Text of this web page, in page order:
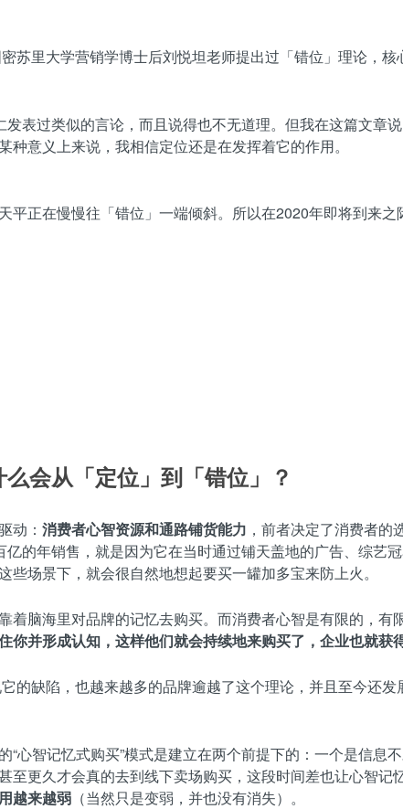
苏里大学营销学博士后刘悦坦老师提出过「错位」理论，核
表过类似的言论，而且说得也不无道理。但我在这篇文章
意义上来说，我相信定位还是在发挥着它的作用。
正在慢慢往「错位」一端倾斜。所以在2020年即将到来之
会从「定位」到「错位」？
动： 消费者心智资源和通路铺货能力 ，前者决定了消费者
的年销售，就是因为它在当时通过铺天盖地的广告、综艺
场景下，就会很自然地想起要买一罐加多宝来防上火。
着脑海里对品牌的记忆去购买。而消费者心智是有限的，
并形成认知，这样他们就会持续地来购买了，企业也就获
缺陷，也越来越多的品牌逾越了这个理论，并且至今还发
“心智记忆式购买”模式是建立在两个前提下的：一个是信息
更久才会真的去到线下卖场购买，这段时间差也让心智记
越来越弱 （当然只是变弱，并也没有消失）。